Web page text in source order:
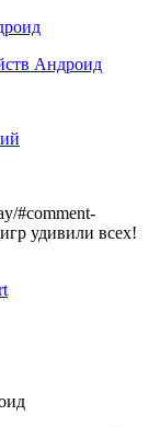
Андроид
#comment-
удивили всех!